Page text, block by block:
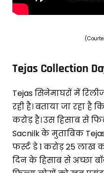
Tejas Collection
Tejas सिनेमाघरों में
रही है। बताया जा रहा
करोड़ है। उस हिसाब से
Sacnilk के मुताबिक
फर्स्ट डे 1 करोड़ 25
दिन के हिसाब से अच्छा